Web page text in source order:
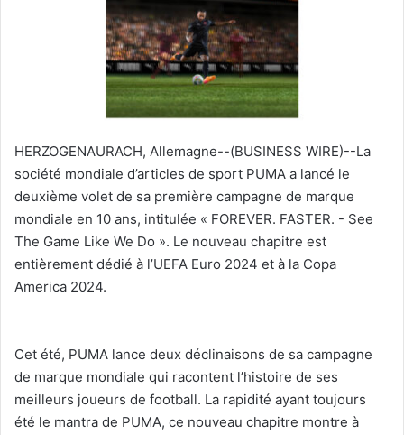
HERZOGENAURACH, Allemagne--(BUSINESS WIRE)--La
société mondiale d’articles de sport PUMA a lancé le
deuxième volet de sa première campagne de marque
mondiale en 10 ans, intitulée « FOREVER. FASTER. - See
The Game Like We Do ». Le nouveau chapitre est
entièrement dédié à l’UEFA Euro 2024 et à la Copa
America 2024.
Cet été, PUMA lance deux déclinaisons de sa campagne
de marque mondiale qui racontent l’histoire de ses
meilleurs joueurs de football. La rapidité ayant toujours
été le mantra de PUMA, ce nouveau chapitre montre à